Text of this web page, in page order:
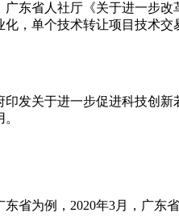
东省人社厅《关于进一步
，单个技术转让项目技术
发关于进一步促进科技创
省为例，2020年3月，广